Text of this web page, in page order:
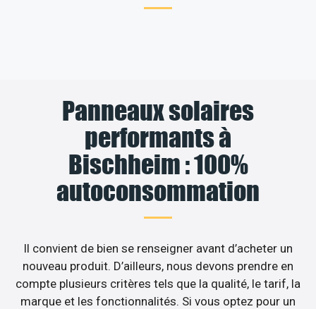
Panneaux solaires
performants à
Bischheim : 100%
autoconsommation
Il convient de bien se renseigner avant d’acheter un
nouveau produit. D’ailleurs, nous devons prendre en
compte plusieurs critères tels que la qualité, le tarif, la
marque et les fonctionnalités. Si vous optez pour un